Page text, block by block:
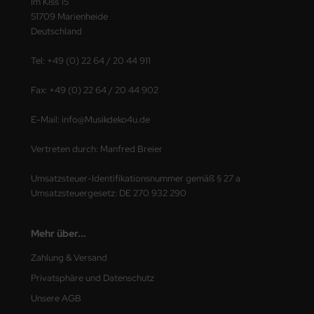
51709 Marienheide
Deutschland
Tel: +49 (0) 22 64 / 20 44 911
Fax: +49 (0) 22 64 / 20 44 902
E-Mail: info@Musikdeko4u.de
Vertreten durch: Manfred Breier
Umsatzsteuer-Identifikationsnummer gemäß § 27 a
Umsatzsteuergesetz: DE 270 932 290
Mehr über...
Zahlung & Versand
Privatsphäre und Datenschutz
Unsere AGB